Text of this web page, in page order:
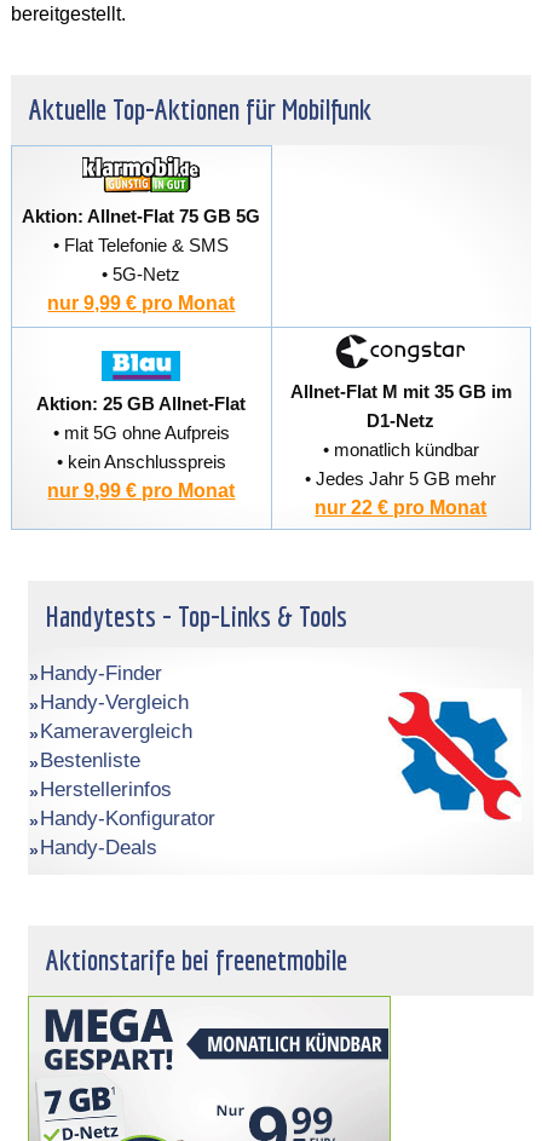
bereitgestellt.
Aktuelle Top-Aktionen für Mobilfunk
Aktion: Allnet-Flat 75 GB 5G
• Flat Telefonie & SMS
• 5G-Netz
nur 9,99 € pro Monat
Aktion: 25 GB Allnet-Flat
• mit 5G ohne Aufpreis
• kein Anschlusspreis
nur 9,99 € pro Monat
Allnet-Flat M mit 35 GB im
D1-Netz
• monatlich kündbar
• Jedes Jahr 5 GB mehr
nur 22 € pro Monat
Handytests - Top-Links & Tools
Handy-Finder
Handy-Vergleich
Kameravergleich
Bestenliste
Herstellerinfos
Handy-Konfigurator
Handy-Deals
Aktionstarife bei freenetmobile